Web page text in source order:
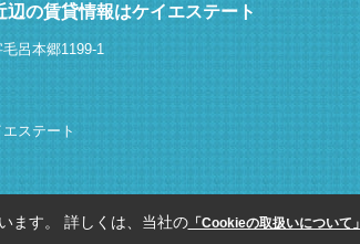
の賃貸情報はケイエステート
呂本郷1199-1
ステート
ます。 詳しくは、当社の「Cookieの取扱いについて」